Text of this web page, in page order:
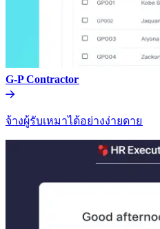
G-P Contractor​​
จ้างผู้รับเหมาได้อย่างง่ายดาย​​